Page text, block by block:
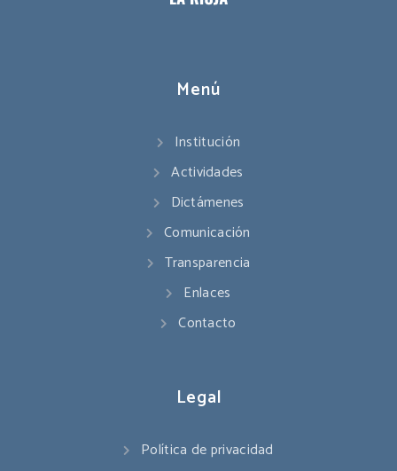
Menú
Institución
Actividades
Dictámenes
Comunicación
Transparencia
Enlaces
Contacto
Legal
Política de privacidad